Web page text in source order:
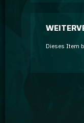
Dieses Item